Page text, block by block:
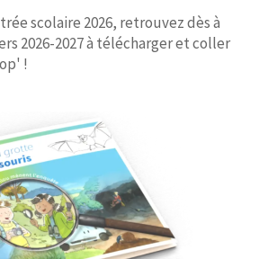
scolaire 2026, retrouvez dès à
2026-2027 à télécharger et coller
!